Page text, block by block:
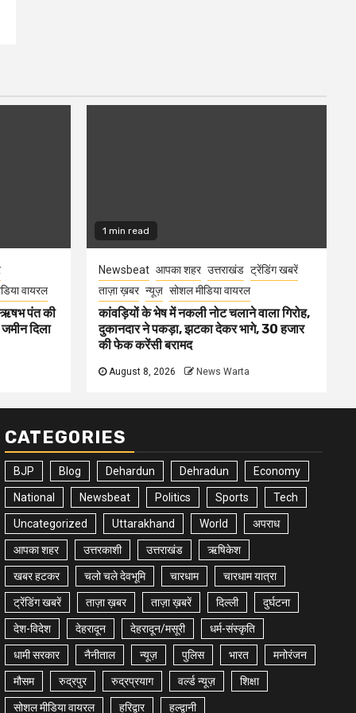
वायरल
पंत की
दिला
1 min read
Newsbeat आपका शहर उत्तराखंड ट्रेंडिंग खबरें
ताज़ा ख़बर न्यूज़ सोशल मीडिया वायरल
कांवड़ियों के भेष में नकली नोट चलाने वाला गिरोह,
दुकानदार ने पकड़ा, झटका देकर भागे, 30 हजार
की फेक करेंसी बरामद
August 8, 2026 News Warta
CATEGORIES
BJP Blog Dehardun Dehradun Economy
National Newsbeat Politics Sports Tech
Uncategorized Uttarakhand World अपराध
आपका शहर उत्तरकाशी उत्तराखंड ऋषिकेश
खबर हटकर चलो चले देवभूमि चारधाम चारधाम यात्रा
ट्रेंडिंग खबरें ताज़ा ख़बर ताज़ा ख़बरें दिल्ली दुर्घटना
देश-विदेश देहरादून देहरादून/मसूरी धर्म-संस्कृति
धामी सरकार नैनीताल न्यूज़ पुलिस भारत मनोरंजन
मौसम रुद्रपुर रुद्रप्रयाग वर्ल्ड न्यूज़ शिक्षा
सोशल मीडिया वायरल हरिद्वार हल्द्वानी